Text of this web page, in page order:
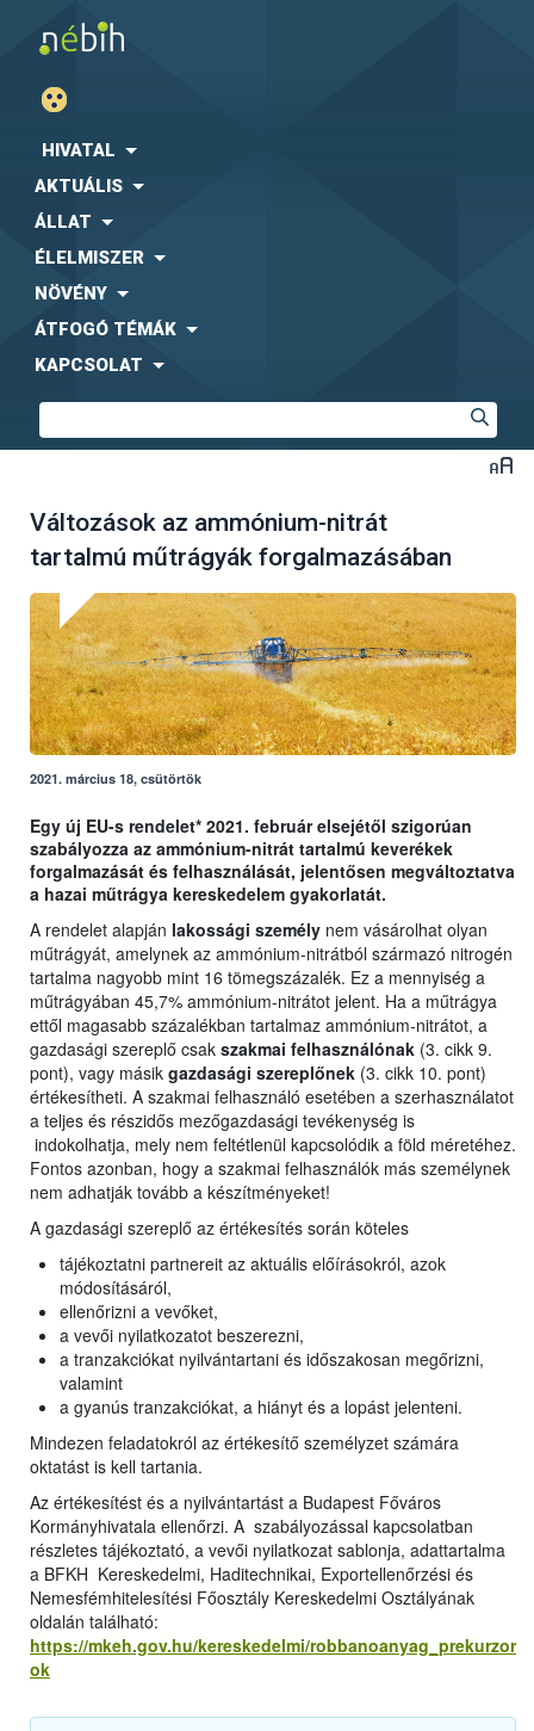
HIVATAL
AKTUÁLIS
ÁLLAT
ÉLELMISZER
NÖVÉNY
ÁTFOGÓ TÉMÁK
KAPCSOLAT
Változások az ammónium-nitrát
tartalmú műtrágyák forgalmazásában
2021. március 18, csütörtök
Egy új EU-s rendelet* 2021. február elsejétől szigorúan
szabályozza az ammónium-nitrát tartalmú keverékek
forgalmazását és felhasználását, jelentősen megváltoztatva
a hazai műtrágya kereskedelem gyakorlatát.
A rendelet alapján lakossági személy nem vásárolhat olyan
műtrágyát, amelynek az ammónium-nitrátból származó nitrogén
tartalma nagyobb mint 16 tömegszázalék. Ez a mennyiség a
műtrágyában 45,7% ammónium-nitrátot jelent. Ha a műtrágya
ettől magasabb százalékban tartalmaz ammónium-nitrátot, a
gazdasági szereplő csak szakmai felhasználónak (3. cikk 9.
pont), vagy másik gazdasági szereplőnek (3. cikk 10. pont)
értékesítheti. A szakmai felhasználó esetében a szerhasználatot
a teljes és részidős mezőgazdasági tevékenység is
indokolhatja, mely nem feltétlenül kapcsolódik a föld méretéhez.
Fontos azonban, hogy a szakmai felhasználók más személynek
nem adhatják tovább a készítményeket!
A gazdasági szereplő az értékesítés során köteles
tájékoztatni partnereit az aktuális előírásokról, azok
módosításáról,
ellenőrizni a vevőket,
a vevői nyilatkozatot beszerezni,
a tranzakciókat nyilvántartani és időszakosan megőrizni,
valamint
a gyanús tranzakciókat, a hiányt és a lopást jelenteni.
Mindezen feladatokról az értékesítő személyzet számára
oktatást is kell tartania.
Az értékesítést és a nyilvántartást a Budapest Főváros
Kormányhivatala ellenőrzi. A szabályozással kapcsolatban
részletes tájékoztató, a vevői nyilatkozat sablonja, adattartalma
a BFKH Kereskedelmi, Haditechnikai, Exportellenőrzési és
Nemesfémhitelesítési Főosztály Kereskedelmi Osztályának
oldalán található:
https://mkeh.gov.hu/kereskedelmi/robbanoanyag_prekurzor
ok